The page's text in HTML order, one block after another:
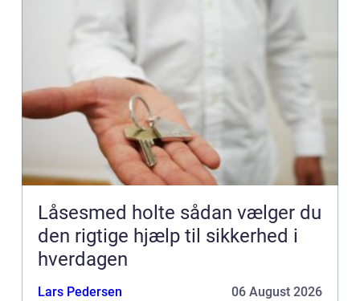
Låsesmed holte sådan vælger du
den rigtige hjælp til sikkerhed i
hverdagen
Lars Pedersen 06 August 2026